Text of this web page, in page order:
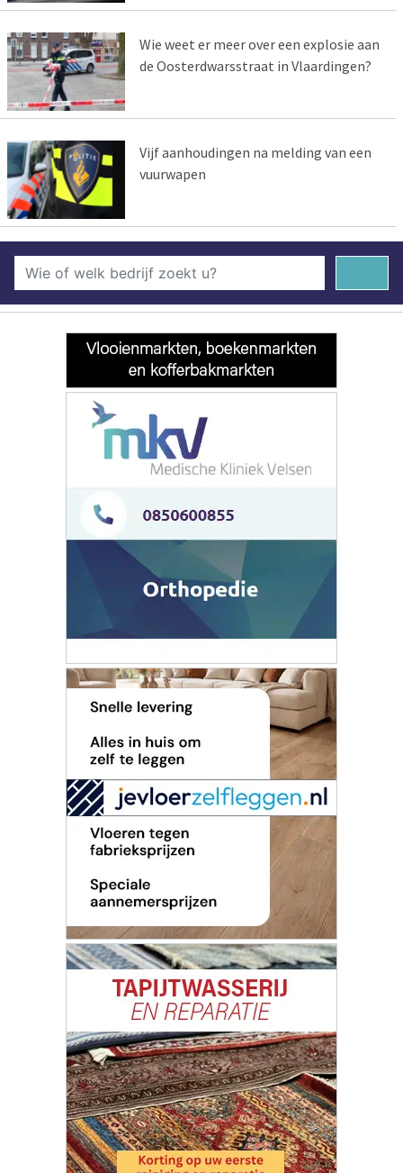
Wie weet er meer over een explosie aan
de Oosterdwarsstraat in Vlaardingen?
Vijf aanhoudingen na melding van een
vuurwapen